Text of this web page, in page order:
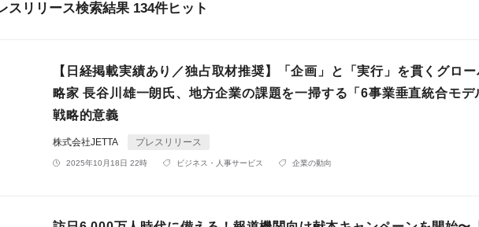
スリリース検索結果 134件ヒット
【日経掲載実績あり／独占取材推奨】「企画」と「実行」を貫くグロ
略家 長谷川雄一朗氏、地方企業の課題を一掃する「6事業垂直統合モデ
戦略的意義
株式会社JETTA プレスリリース
2025年10月18日 22時 ビジネス・人事サービス 企業の動向